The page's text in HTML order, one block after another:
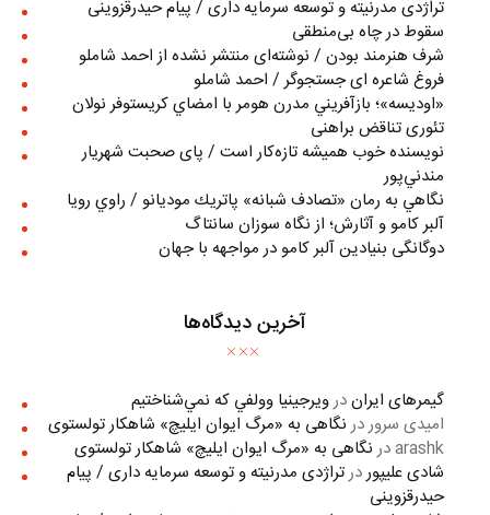
تراژدی مدرنیته و توسعه سرمایه داری / پیام حیدرقزوینی
سقوط در چاه بی‌منطقی
شرف هنرمند بودن / نوشته‌ای منتشر نشده از احمد شاملو
فروغ شاعره ای جستجوگر / احمد شاملو
«اوديسه»؛ بازآفريني مدرن هومر با امضاي كريستوفر نولان
تئوری تناقض براهنی
نويسنده خوب هميشه تازه‌كار است / پای صحبت شهريار
مندني‌پور
نگاهي به رمان «تصادف شبانه» پاتريك موديانو / راوي رويا
آلبر کامو و آثارش؛ از نگاه سوزان سانتاگ
دوگانگی بنیادین آلبر کامو در مواجهه با جهان
آخرین دیدگاه‌ها
گیمرهای ایراندرويرجينيا وولفي كه نمي‌شناختيم
امیدی سروردرنگاهی به «مرگ ايوان ايليچ» شاهکار تولستوی
arashkدرنگاهی به «مرگ ايوان ايليچ» شاهکار تولستوی
شادی علیپوردرتراژدی مدرنیته و توسعه سرمایه داری / پیام
حیدرقزوینی